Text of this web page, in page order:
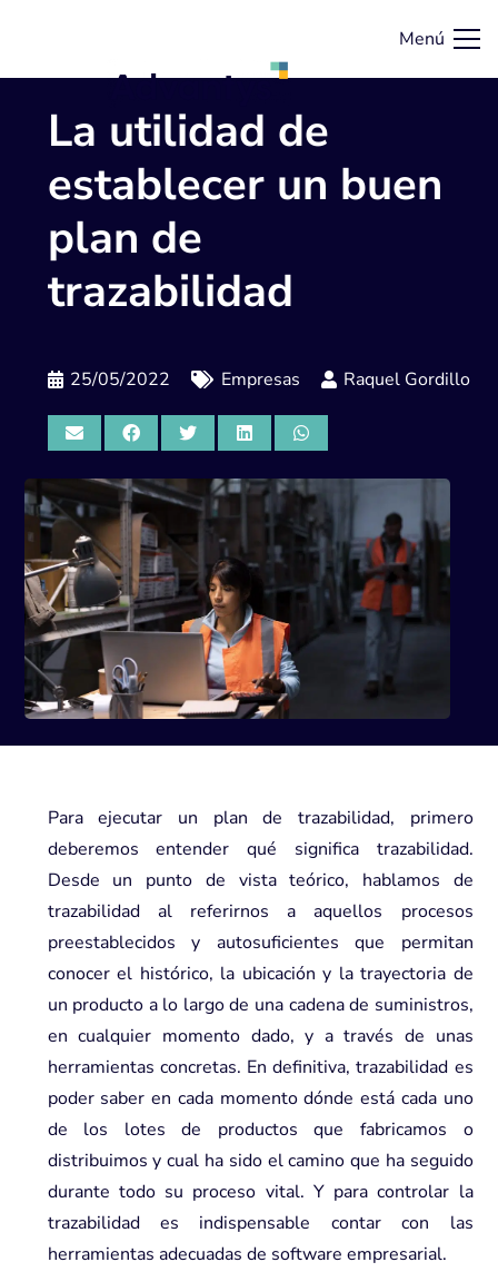
Menú
La utilidad de
establecer un buen
plan de
trazabilidad
25/05/2022 Empresas Raquel Gordillo
Para ejecutar un plan de trazabilidad, primero
deberemos entender qué significa trazabilidad.
Desde un punto de vista teórico, hablamos de
trazabilidad al referirnos a aquellos procesos
preestablecidos y autosuficientes que permitan
conocer el histórico, la ubicación y la trayectoria de
un producto a lo largo de una cadena de suministros,
en cualquier momento dado, y a través de unas
herramientas concretas. En definitiva, trazabilidad es
poder saber en cada momento dónde está cada uno
de los lotes de productos que fabricamos o
distribuimos y cual ha sido el camino que ha seguido
durante todo su proceso vital. Y para controlar la
trazabilidad es indispensable contar con las
herramientas adecuadas de software empresarial.